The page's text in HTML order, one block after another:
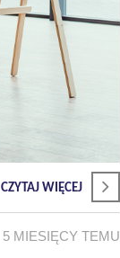
CZYTAJ WIĘCEJ
5 MIESIĘCY TEMU